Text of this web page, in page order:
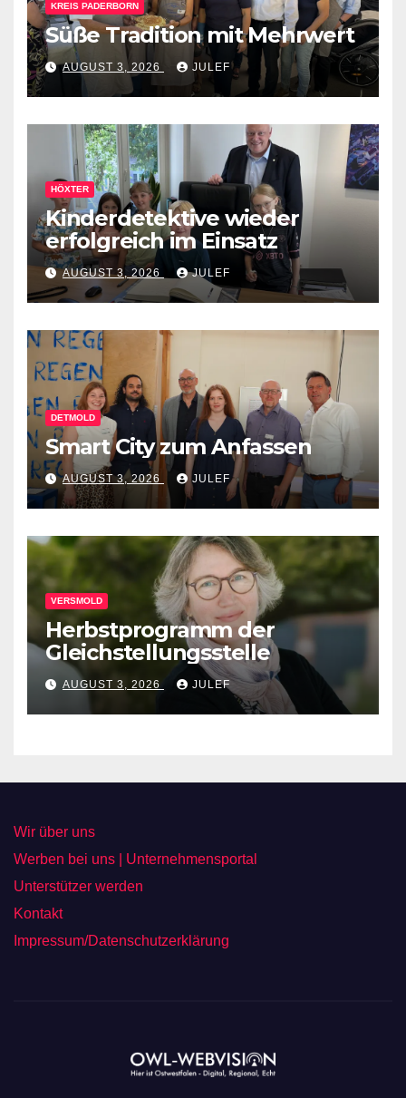
KREIS PADERBORN
Süße Tradition mit Mehrwert
AUGUST 3, 2026 JULEF
HÖXTER
Kinderdetektive wieder
erfolgreich im Einsatz
AUGUST 3, 2026 JULEF
DETMOLD
Smart City zum Anfassen
AUGUST 3, 2026 JULEF
VERSMOLD
Herbstprogramm der
Gleichstellungsstelle
AUGUST 3, 2026 JULEF
Wir über uns
Werben bei uns | Unternehmensportal
Unterstützer werden
Kontakt
Impressum/Datenschutzerklärung